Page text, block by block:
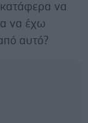
να
να έχω
αυτό?